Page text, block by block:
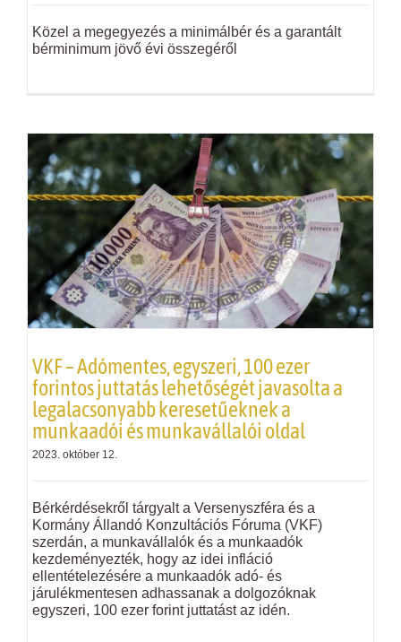
Közel a megegyezés a minimálbér és a garantált
bérminimum jövő évi összegéről
VKF– Adómentes, egyszeri, 100 ezer
forintos juttatás lehetőségét javasolta a
legalacsonyabb keresetűeknek a
munkaadói és munkavállalói oldal
2023. október 12.
Bérkérdésekről tárgyalt a Versenyszféra és a
Kormány Állandó Konzultációs Fóruma (VKF)
szerdán, a munkavállalók és a munkaadók
kezdeményezték, hogy az idei infláció
ellentételezésére a munkaadók adó- és
járulékmentesen adhassanak a dolgozóknak
egyszeri, 100 ezer forint juttatást az idén.